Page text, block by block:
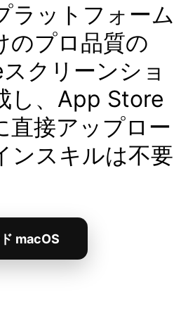
ラットフォーム
のプロ品質の
クリーンショ
し、App Store
直接アップロー
ンスキルは不要
macOS